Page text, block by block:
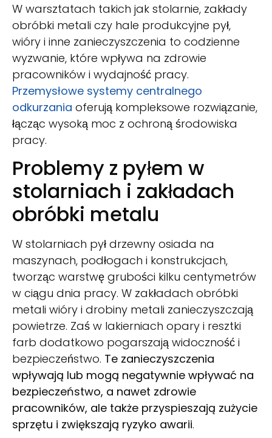
W warsztatach takich jak stolarnie, zakłady
obróbki metali czy hale produkcyjne pył,
wióry i inne zanieczyszczenia to codzienne
wyzwanie, które wpływa na zdrowie
pracowników i wydajność pracy.
Przemysłowe systemy centralnego
odkurzania oferują kompleksowe rozwiązanie,
łącząc wysoką moc z ochroną środowiska
pracy.
Problemy z pyłem w
stolarniach i zakładach
obróbki metalu
W stolarniach pył drzewny osiada na
maszynach, podłogach i konstrukcjach,
tworząc warstwę grubości kilku centymetrów
w ciągu dnia pracy. W zakładach obróbki
metali wióry i drobiny metali zanieczyszczają
powietrze. Zaś w lakierniach opary i resztki
farb dodatkowo pogarszają widoczność i
bezpieczeństwo. Te zanieczyszczenia
wpływają lub mogą negatywnie wpływać na
bezpieczeństwo, a nawet zdrowie
pracowników, ale także przyspieszają zużycie
sprzętu i zwiększają ryzyko awarii.